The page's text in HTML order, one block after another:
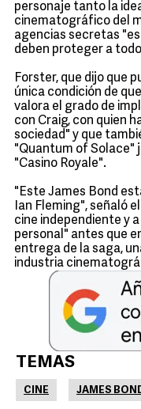
personaje tanto la
cinematográfico del
agencias secretas
deben proteger a
Forster, que dijo que
única condición de
valora el grado de
con Craig, con quien
sociedad" y que
"Quantum of Solace"
"Casino Royale".
"Este James Bond
Ian Fleming", señaló
cine independiente y
personal" antes que
entrega de la saga,
industria
TEMAS
CINE JAMES